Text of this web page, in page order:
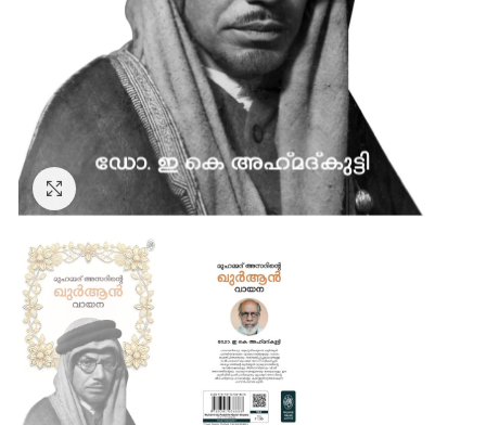
Click to enlarge